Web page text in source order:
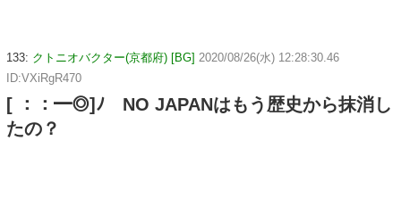
133: クトニオバクター(京都府) [BG] 2020/08/26(水) 12:28:30.46
ID:VXiRgR470
[ ：：━◎]ﾉ NO JAPANはもう歴史から抹消し
たの？